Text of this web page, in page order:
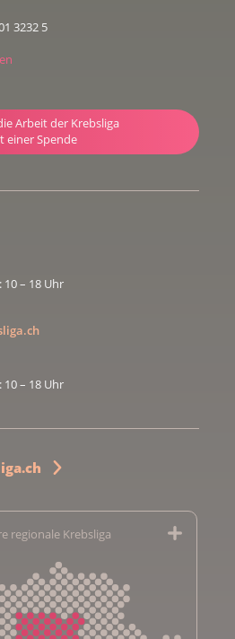
3232 5
Arbeit der Krebsliga
einer Spende
– 18 Uhr
– 18 Uhr
regionale Krebsliga